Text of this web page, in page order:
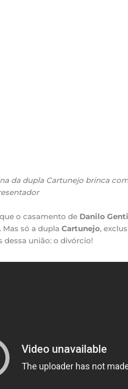
da dupla Cartunejo brinca
o casamento de Danilo
só a dupla Cartunejo,
dessa união: o divórcio!